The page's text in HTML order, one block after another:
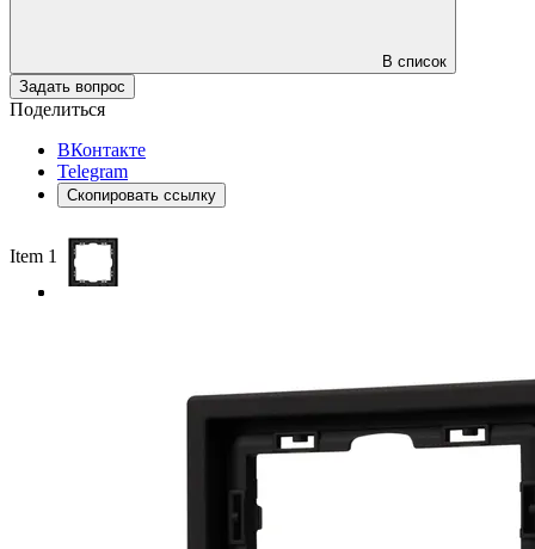
В список
Задать вопрос
Поделиться
ВКонтакте
Telegram
Скопировать ссылку
Item 1 of 3